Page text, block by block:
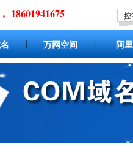
18601941675 控
万网空间 阿